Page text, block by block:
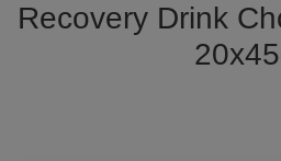
Recovery Drink